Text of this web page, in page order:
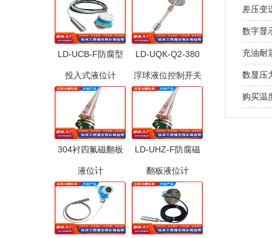
LD-UCB-F防腐型
投入式液位计
LD-UQK-Q2-380
浮球液位控制开关
304衬四氟磁翻板
液位计
LD-UHZ-F防腐磁
翻板液位计
差压变
数字显
充油耐
数显压
购买温